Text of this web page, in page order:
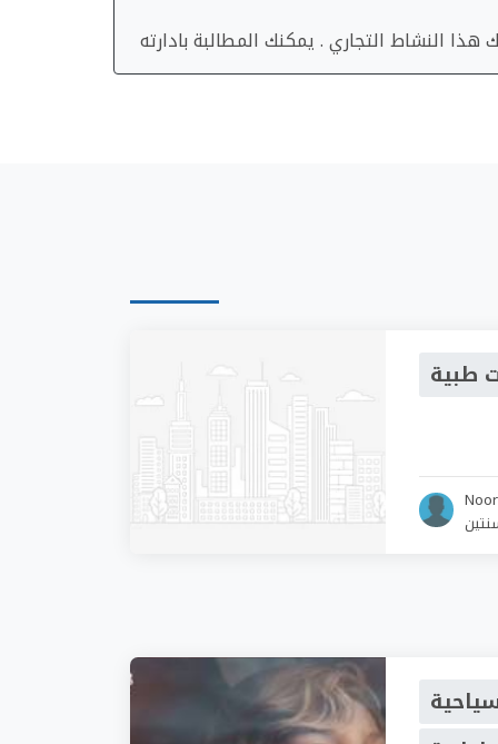
النشاط التجاري . يمكنك المطالبة بادارته
طبية